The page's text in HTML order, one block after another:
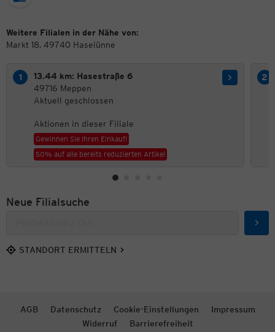
Weitere Filialen in der Nähe von:
Markt 18, 49740 Haselünne
13.44 km: Hasestraße 6
49716 Meppen
Aktuell geschlossen
Aktionen in dieser Filiale
Gewinnen Sie Ihren Einkauf!
50% auf alle bereits reduzierten Artikel
Neue Filialsuche
STANDORT ERMITTELN
AGB Datenschutz Cookie-Einstellungen
Impressum
Widerruf
Barrierefreiheit